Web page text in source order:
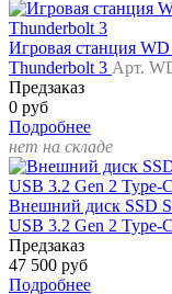
Игровая станция
Thunderbolt 3 Арт.
Предзаказ
0 руб
Подробнее
нет на складе
Внешний диск SSD
USB 3.2 Gen 2 Type-
Предзаказ
47 500 руб
Подробнее